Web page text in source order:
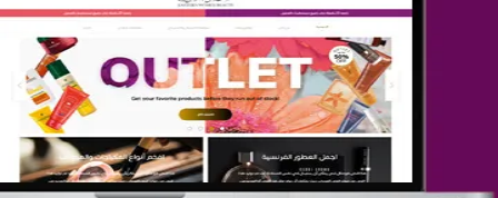
تصميم متجر جمال المرأة الشرقية
التفاصيل